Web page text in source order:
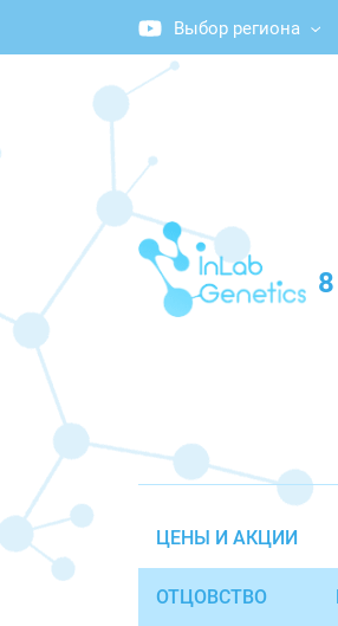
Выбор региона
ЦЕНЫ И АКЦИИ
ОТЦОВСТВО